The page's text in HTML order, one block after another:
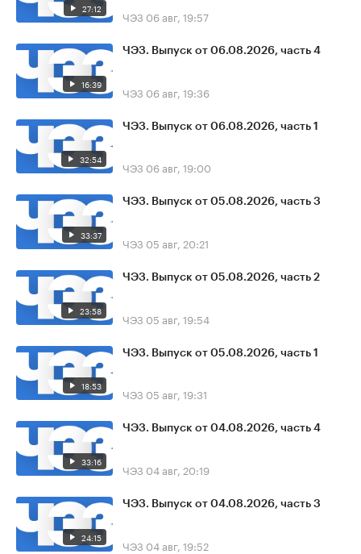
27:12 ЧЭЗ 06 авг, 19:57
16:39
ЧЭЗ. Выпуск от 06.08.2026, часть 4
ЧЭЗ 06 авг, 19:36
32:54
ЧЭЗ. Выпуск от 06.08.2026, часть 1
ЧЭЗ 06 авг, 19:00
33:37
ЧЭЗ. Выпуск от 05.08.2026, часть 3
ЧЭЗ 05 авг, 20:21
23:58
ЧЭЗ. Выпуск от 05.08.2026, часть 2
ЧЭЗ 05 авг, 19:54
18:53
ЧЭЗ. Выпуск от 05.08.2026, часть 1
ЧЭЗ 05 авг, 19:31
33:16
ЧЭЗ. Выпуск от 04.08.2026, часть 4
ЧЭЗ 04 авг, 20:19
24:15
ЧЭЗ. Выпуск от 04.08.2026, часть 3
ЧЭЗ 04 авг, 19:52